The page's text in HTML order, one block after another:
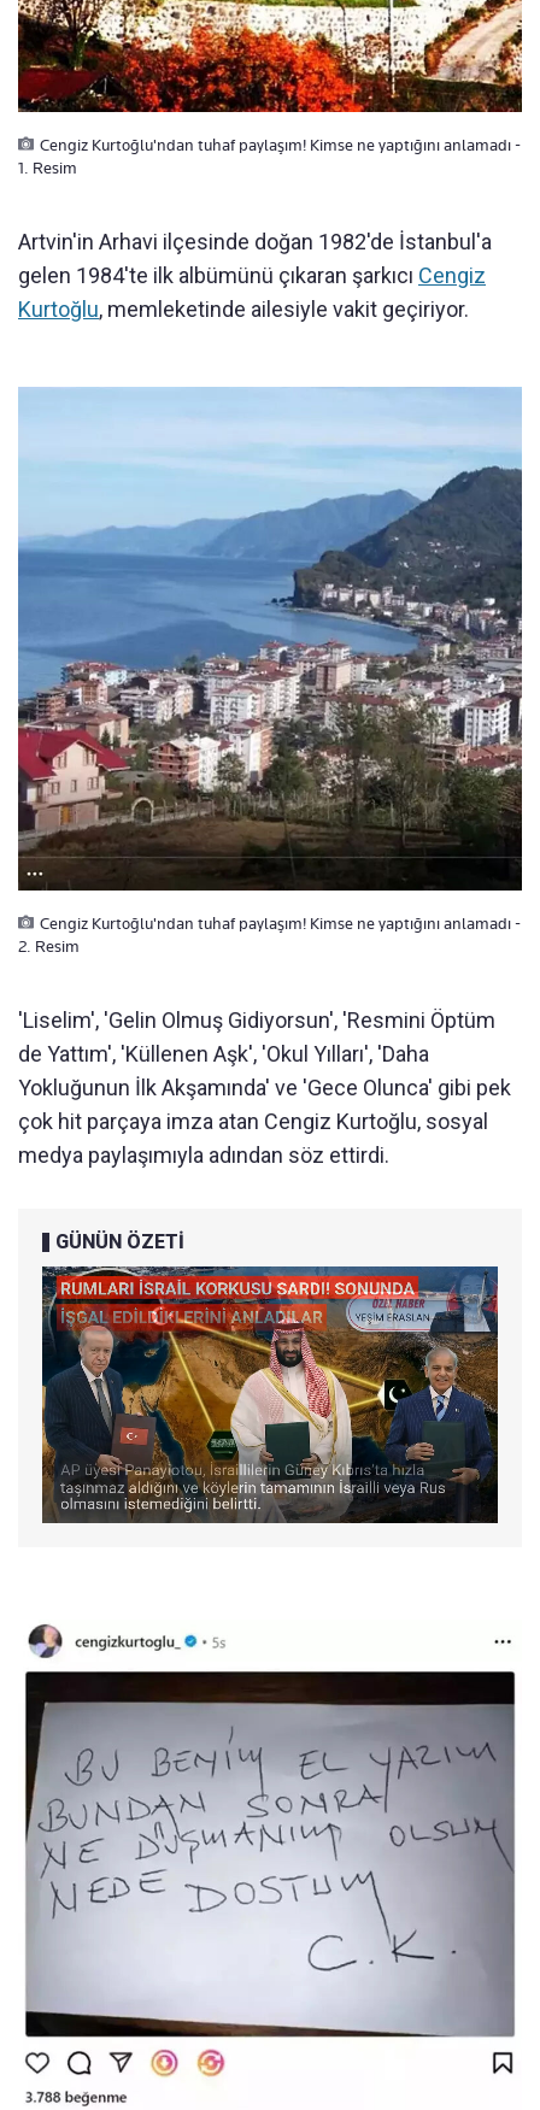
Cengiz Kurtoğlu'ndan tuhaf paylaşım! Kimse ne yaptığını anlamadı -
1. Resim
Artvin'in Arhavi ilçesinde doğan 1982'de İstanbul'a
gelen 1984'te ilk albümünü çıkaran şarkıcı Cengiz
Kurtoğlu, memleketinde ailesiyle vakit geçiriyor.
Cengiz Kurtoğlu'ndan tuhaf paylaşım! Kimse ne yaptığını anlamadı -
2. Resim
'Liselim', 'Gelin Olmuş Gidiyorsun', 'Resmini Öptüm
de Yattım', 'Küllenen Aşk', 'Okul Yılları', 'Daha
Yokluğunun İlk Akşamında' ve 'Gece Olunca' gibi pek
çok hit parçaya imza atan Cengiz Kurtoğlu, sosyal
medya paylaşımıyla adından söz ettirdi.
GÜNÜN ÖZETİ